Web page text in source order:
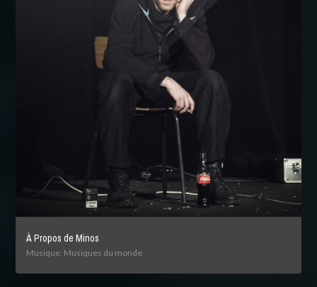
À Propos de Minos
Musique, Musiques du monde